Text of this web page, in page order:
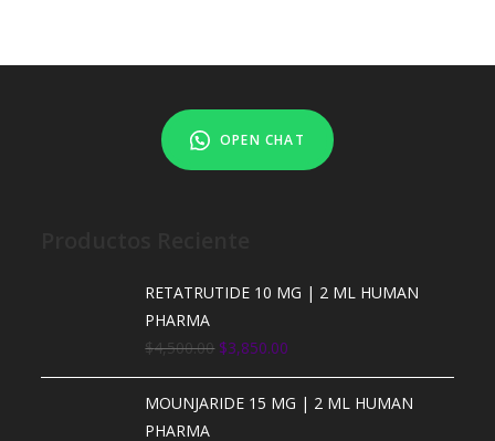
OPEN CHAT
RETATRUTIDE 10 MG | 2 ML HUMAN
PHARMA
$4,500.00 $3,850.00
MOUNJARIDE 15 MG | 2 ML HUMAN
PHARMA